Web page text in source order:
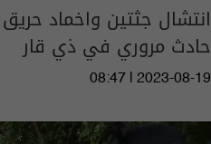
انتشال جثتين واخماد
حادث مروري في ذي قار
08:47 | 2023-08-19